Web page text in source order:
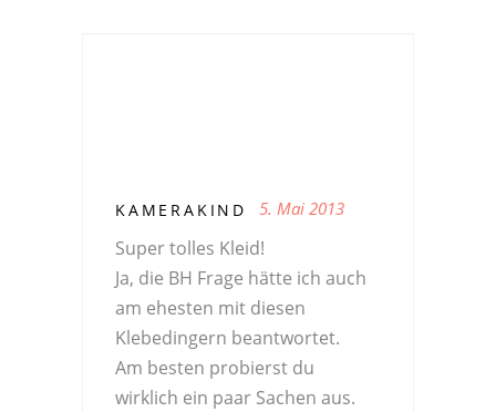
KAMERAKIND 5. Mai 2013
Super tolles Kleid!
Ja, die BH Frage hätte ich auch
am ehesten mit diesen
Klebedingern beantwortet.
Am besten probierst du
wirklich ein paar Sachen aus.